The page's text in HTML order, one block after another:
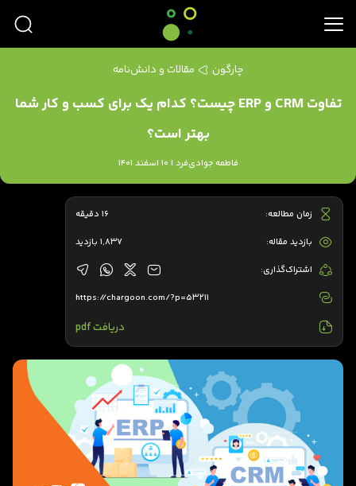
چارگون مقالات و دانش‌نامه
تفاوت CRM و ERP چیست؟ کدام یک برای کسب و کار شما
بهتر است؟
فاطمه جوادی‌فرد | 10 اسفند 1401
زمان مطالعه: 16 دقیقه
بازدید مقاله: 1,837 بازدید
اشتراک‌گذاری:
https://chargoon.com/?p=53211
دریافت pdf